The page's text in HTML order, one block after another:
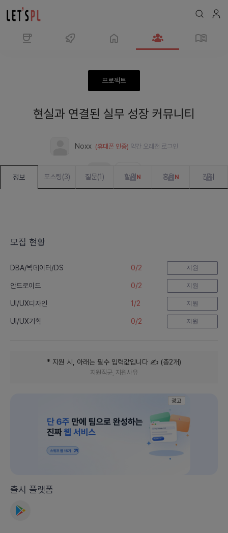
무
장
프로젝트
현실과 연결된 실무 성장 커뮤니티
Noxx (휴대폰 인증) 약간 오래전 로그인
정보 포스팅(3) 질문(1) 할일 N 홍보N 관리
모집 현황
DBA/빅데이터/DS 0/2 지원
안드로이드 0/2 지원
UI/UX디자인 1/2 지원
UI/UX기획 0/2 지원
* 지원 시, 아래는 필수 입력값입니다 ✍️ (총2개)
지원직군, 지원사유
광고
출시 플랫폼